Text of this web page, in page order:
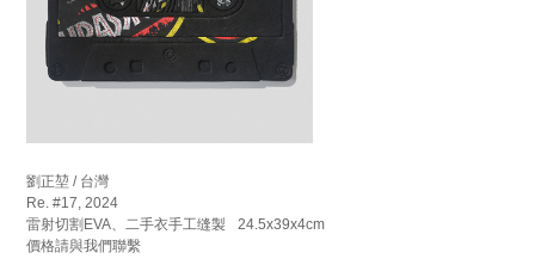
劉正堃 / 台灣
Re. #17, 2024
雷射切割EVA、二手衣手工缝製 24.5x39x4cm
價格請與我們聯繫